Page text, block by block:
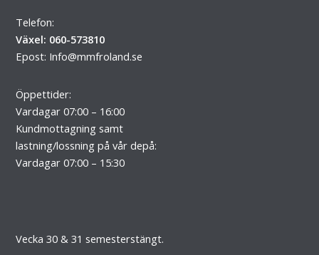
Telefon:
Växel: 060-573810
Epost: Info@mmfroland.se
Öppettider:
Vardagar 07:00 – 16:00
Kundmottagning samt
lastning/lossning på vår depå:
Vardagar 07:00 – 15:30
Vecka 30 & 31 semesterstängt.